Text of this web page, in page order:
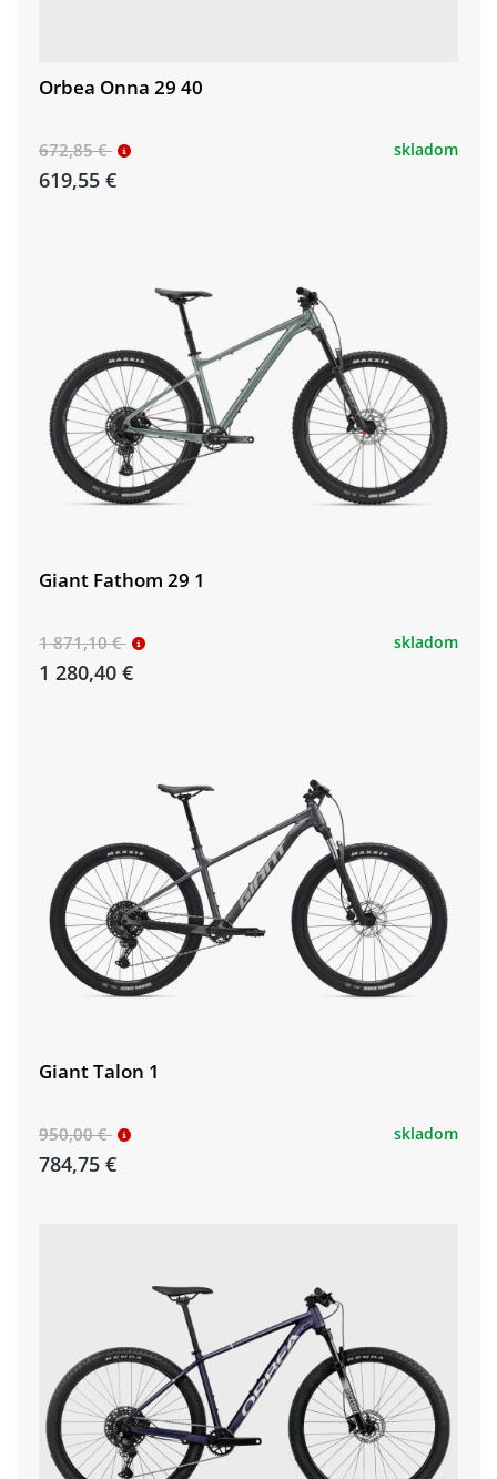
Orbea Onna 29 40
672,85 €
619,55 €
skladom
Giant Fathom 29 1
1 871,10 €
1 280,40 €
skladom
Giant Talon 1
950,00 €
784,75 €
skladom